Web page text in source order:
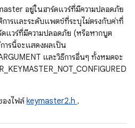
อยู่ในฮาร์ดแวร์ที่มีความปลอดภัย
ารและระดับแพตช์ที่ระบุไม่ตรงกับค่าที่
ดแวร์ที่มีความปลอดภัย (หรือหากบูต
การนี้จะแสดงผลเป็น
และวิธีการอื่นๆ ทั้งหมดจะ
องไฟล์keymaster2.h .